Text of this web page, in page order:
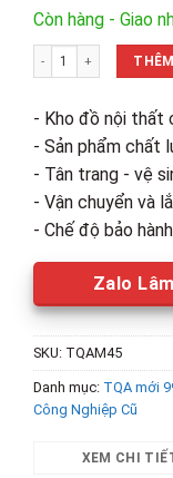
Còn hàng - Giao
Tủ Quần Áo 1m8 3
- Kho đồ nội thất
- Sản phẩm chất
- Tân trang - vệ
- Vận chuyển và
- Chế độ bảo
Zalo Lâm
SKU: TQAM45
Danh mục: TQA mới
Công Nghiệp Cũ
XEM CHI